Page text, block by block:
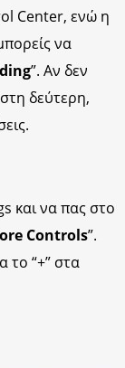
Center, ενώ η
να
”. Αν δεν
δεύτερη,
και να πας στο
Controls”.
το “+” στα